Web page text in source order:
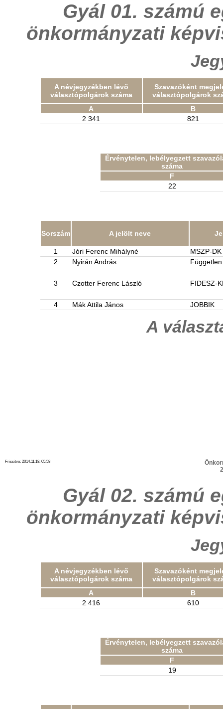
Gyál 01. számú
önkormányzati
A névjegyzékben lévő
választópolgárok száma
Szavazóként
választópolgárok
A
B
2 341
821
Érvénytelen, lebélyegzett
száma
F
22
Sorszám A jelölt neve
1 Jóri Ferenc Mihályné
MSZP-DK
2
Nyirán András
3 Czotter Ferenc László FIDESZ-
4 Mák Attila János JOBBIK
A
Frissitve: 2014.11.18. 05:58
Gyál 02. számú
önkormányzati
A névjegyzékben lévő
választópolgárok száma
Szavazóként
választópolgárok
A
B
2 416
610
Érvénytelen, lebélyegzett
száma
F
19